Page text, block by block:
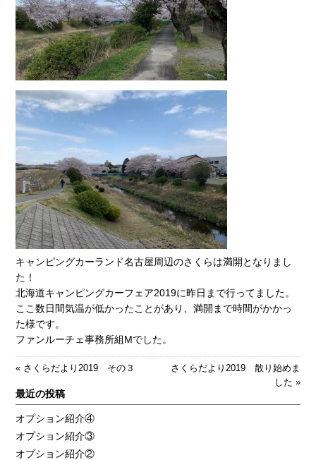
キャンピングカーランド名古屋周辺のさくらは満開となりまし
た！
北海道キャンピングカーフェア2019に昨日まで行ってました。
ここ数日間気温が低かったことがあり、満開まで時間がかかっ
た様です。
ファンルーチェ事務所組Mでした。
« さくらだより2019 その３
さくらだより2019 散り始めま
した »
最近の投稿
オプション紹介④
オプション紹介③
オプション紹介②